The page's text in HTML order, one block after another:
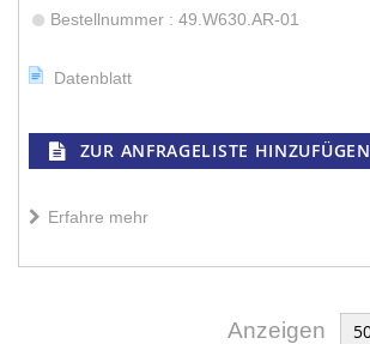
Bestellnummer : 49.W630.AR-01
Datenblatt
ZUR ANFRAGELISTE HINZUFÜGEN
Erfahre mehr
Anzeigen